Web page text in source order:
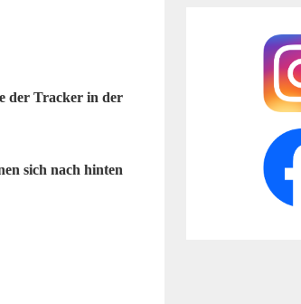
der Tracker in der
sich nach hinten